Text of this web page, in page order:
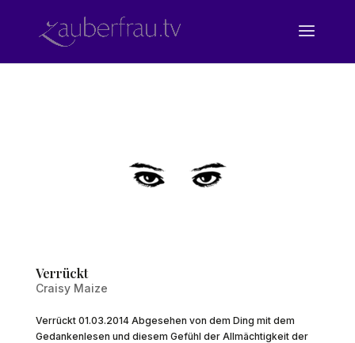
Verrückt
Craisy Maize
Verrückt 01.03.2014 Abgesehen von dem Ding mit dem
Gedankenlesen und diesem Gefühl der Allmächtigkeit der